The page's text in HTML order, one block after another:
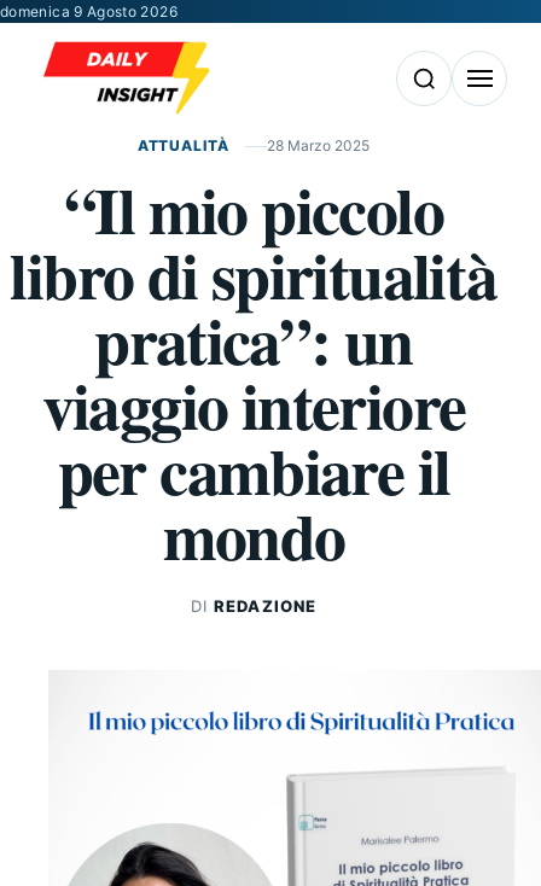
Vai al contenuto
domenica 9 Agosto 2026
Apri la ricerca
Apri il
ATTUALITÀ 28 Marzo 2025
“Il mio piccolo
libro di spiritualità
pratica”: un
viaggio interiore
per cambiare il
mondo
DIREDAZIONE